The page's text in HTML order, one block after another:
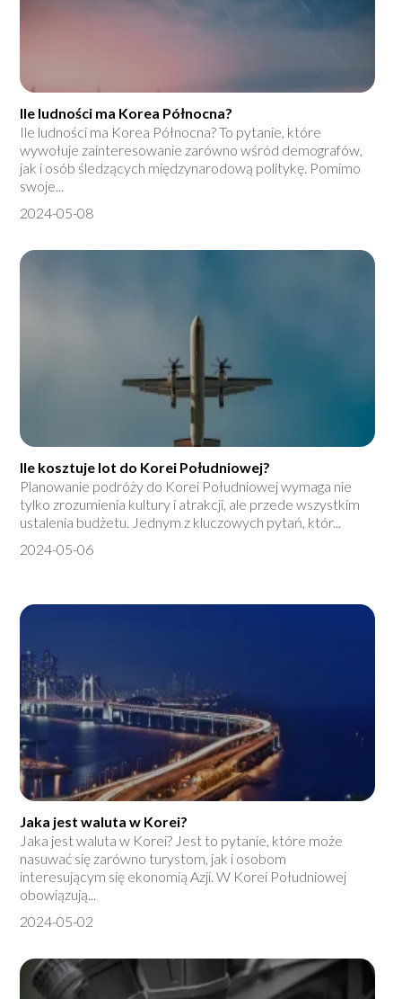
Ile ludności ma Korea Północna?
Ile ludności ma Korea Północna? To pytanie, które
wywołuje zainteresowanie zarówno wśród demografów,
jak i osób śledzących międzynarodową politykę. Pomimo
swoje...
2024-05-08
Ile kosztuje lot do Korei Południowej?
Planowanie podróży do Korei Południowej wymaga nie
tylko zrozumienia kultury i atrakcji, ale przede wszystkim
ustalenia budżetu. Jednym z kluczowych pytań, któr...
2024-05-06
Jaka jest waluta w Korei?
Jaka jest waluta w Korei? Jest to pytanie, które może
nasuwać się zarówno turystom, jak i osobom
interesującym się ekonomią Azji. W Korei Południowej
obowiązują...
2024-05-02